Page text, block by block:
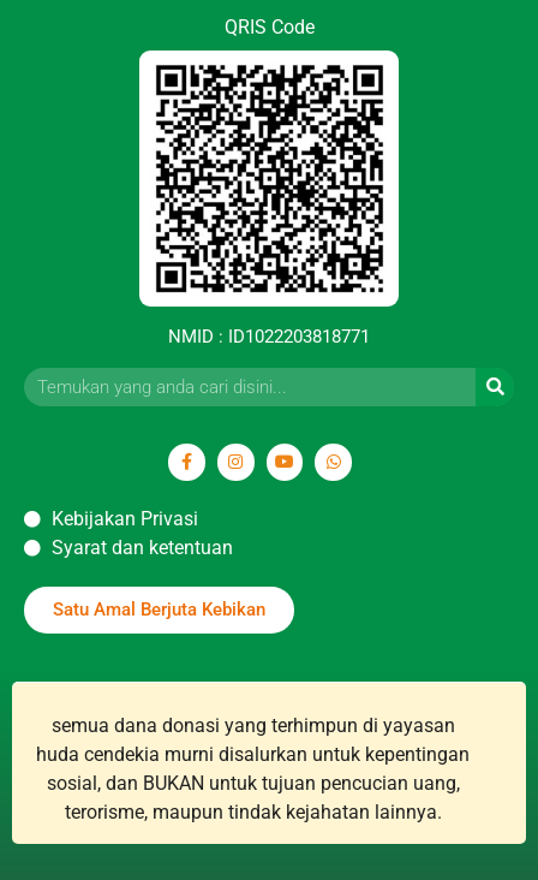
QRIS Code
NMID : ID1022203818771
Kebijakan Privasi
Syarat dan ketentuan
Satu Amal Berjuta Kebikan
semua dana donasi yang terhimpun di yayasan
huda cendekia murni disalurkan untuk kepentingan
sosial, dan BUKAN untuk tujuan pencucian uang,
terorisme, maupun tindak kejahatan lainnya.